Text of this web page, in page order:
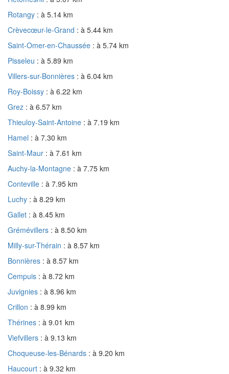
Rotangy : à 5.14 km
Crèvecœur-le-Grand : à 5.44 km
Saint-Omer-en-Chaussée : à 5.74 km
Pisseleu : à 5.89 km
Villers-sur-Bonnières : à 6.04 km
Roy-Boissy : à 6.22 km
Grez : à 6.57 km
Thieuloy-Saint-Antoine : à 7.19 km
Hamel : à 7.30 km
Saint-Maur : à 7.61 km
Auchy-la-Montagne : à 7.75 km
Conteville : à 7.95 km
Luchy : à 8.29 km
Gallet : à 8.45 km
Grémévillers : à 8.50 km
Milly-sur-Thérain : à 8.57 km
Bonnières : à 8.57 km
Cempuis : à 8.72 km
Juvignies : à 8.96 km
Crillon : à 8.99 km
Thérines : à 9.01 km
Viefvillers : à 9.13 km
Choqueuse-les-Bénards : à 9.20 km
Haucourt : à 9.32 km